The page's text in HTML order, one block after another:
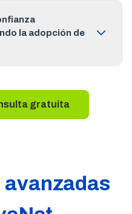
la adopción de
gratuita